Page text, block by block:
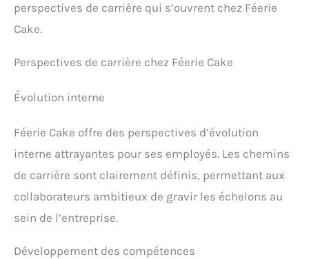
perspectives de carrière qui s’ouvrent chez Féerie
Cake.
Perspectives de carrière chez Féerie Cake
Évolution interne
Féerie Cake offre des perspectives d’évolution
interne attrayantes pour ses employés. Les chemins
de carrière sont clairement définis, permettant aux
collaborateurs ambitieux de gravir les échelons au
sein de l’entreprise.
Développement des compétences